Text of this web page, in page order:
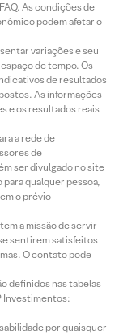
As condições de
podem afetar o
variações e seu
de tempo. Os
de resultados
As informações
e os resultados reais
a rede de
de
ser divulgado no site
qualquer pessoa,
o prévio
a missão de servir
sentirem satisfeitos
O contato pode
definidos nas tabelas
Investimentos:
por quaisquer